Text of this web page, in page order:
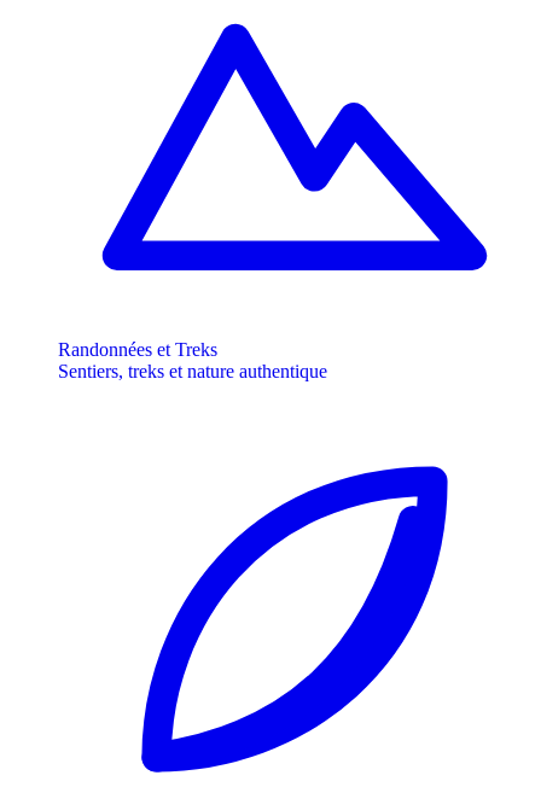
Randonnées et Treks
Sentiers, treks et nature authentique